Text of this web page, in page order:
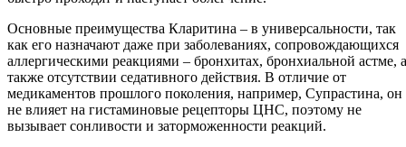
Основные преимущества Кларитина – в универсальности, так
как его назначают даже при заболеваниях, сопровождающихся
аллергическими реакциями – бронхитах, бронхиальной астме, а
также отсутствии седативного действия. В отличие от
медикаментов прошлого поколения, например, Супрастина, он
не влияет на гистаминовые рецепторы ЦНС, поэтому не
вызывает сонливости и заторможенности реакций.